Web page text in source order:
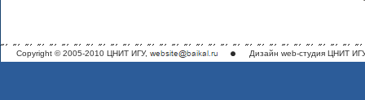
Copyright © 2005-2010 ЦНИТ ИГУ, Дизайн web-студия ЦНИТ